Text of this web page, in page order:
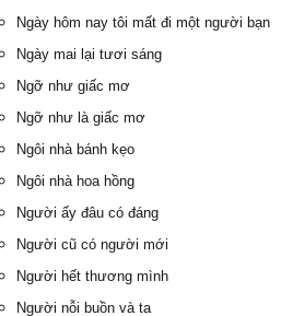
Ngày hôm nay tôi mất đi một người bạn
Ngày mai lại tươi sáng
Ngỡ như giấc mơ
Ngỡ như là giấc mơ
Ngôi nhà bánh kẹo
Ngôi nhà hoa hồng
Người ấy đâu có đáng
Người cũ có người mới
Người hết thương mình
Người nỗi buồn và ta